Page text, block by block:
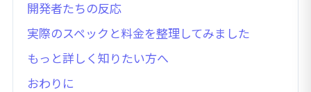
開発者たちの反応
実際のスペックと料金を整理してみました
もっと詳しく知りたい方へ
おわりに